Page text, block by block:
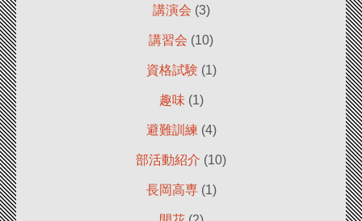
講演会 (3)
講習会 (10)
資格試験 (1)
趣味 (1)
避難訓練 (4)
部活動紹介 (10)
長岡高専(1)